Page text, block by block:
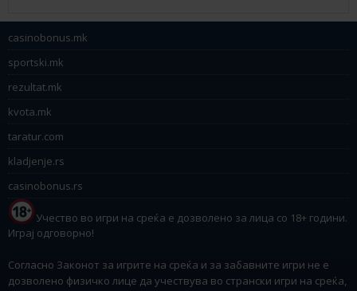
casinobonus.mk
sportski.mk
rezultat.mk
kvota.mk
taratur.com
kladjenje.rs
casinobonus.rs
Учество во игри на среќа е дозволено за лица со 18+ години.
Играј одговорно!
Согласно Законот за игрите на среќа и за забавните игри не е
дозволено физичко лице да учествува во странски игри на среќа,